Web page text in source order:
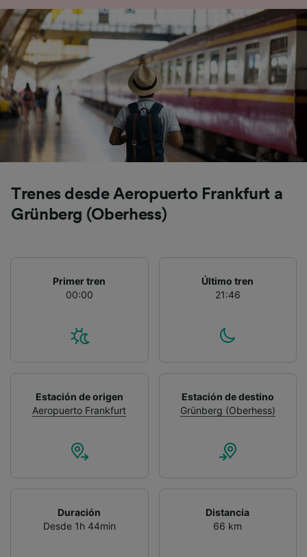
Trenes desde Aeropuerto Frankfurt a
Grünberg (Oberhess)
Primer tren
00:00
Último tren
21:46
Estación de origen
Aeropuerto Frankfurt
Estación de destino
Grünberg (Oberhess)
Duración
Desde 1h 44min
Distancia
66 km
precisa. Analizar activamente las
características del dispositivo para su
identificación. Almacenar la información en un
dispositivo y/o acceder a ella. Publicidad y
contenido personalizados, medición de
publicidad y contenido, investigación de
audiencia y desarrollo de servicios.
Lista de asociados (proveedores)